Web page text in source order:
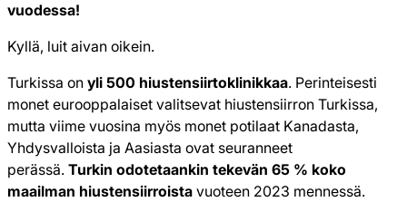
vuodessa!
Kyllä, luit aivan oikein.
Turkissa on yli 500 hiustensiirtoklinikkaa. Perinteisesti
monet eurooppalaiset valitsevat hiustensiirron Turkissa,
mutta viime vuosina myös monet potilaat Kanadasta,
Yhdysvalloista ja Aasiasta ovat seuranneet
perässä. Turkin odotetaankin tekevän 65 % koko
maailman hiustensiirroista vuoteen 2023 mennessä.